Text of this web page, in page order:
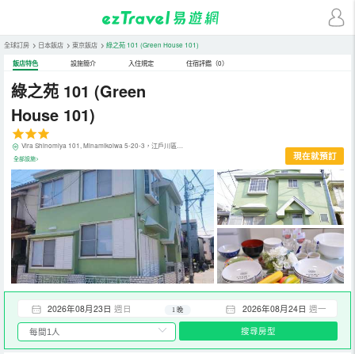
全球訂房 > 日本飯店 > 東京飯店 > 綠之苑 101 (Green House 101)
飯店特色 設施簡介 入住規定 住宿評鑑（0）
綠之苑 101 (Green
House 101)
Vira Shinomiya 101, Minamikoiwa 5-20-3，江戶川區，東京，日本
全部設施> 現在就預訂
2026年08月23日 週日 2026年08月24日 週一
1 晚
搜尋房型